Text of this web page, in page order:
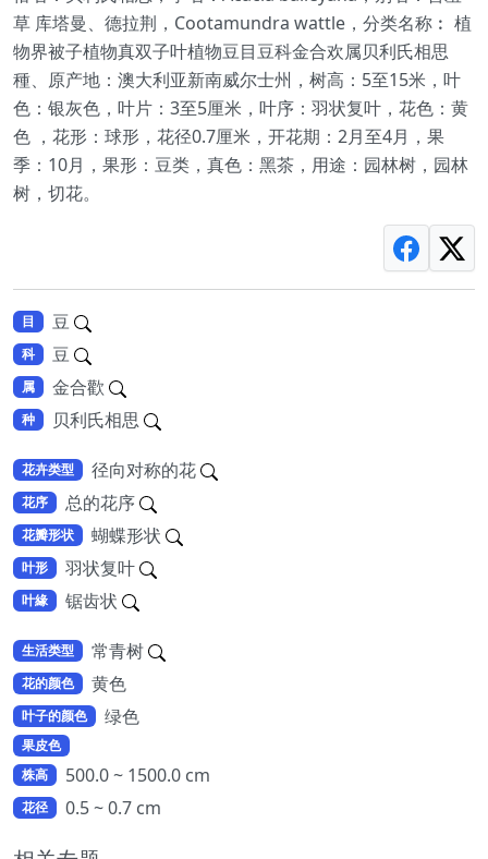
草 库塔曼、德拉荆，Cootamundra wattle，分类名称︰ 植
物界被子植物真双子叶植物豆目豆科金合欢属贝利氏相思
種、原产地：澳大利亚新南威尔士州，树高：5至15米，叶
色：银灰色，叶片：3至5厘米，叶序：羽状复叶，花色：黄
色 ，花形：球形，花径0.7厘米，开花期：2月至4月，果
季：10月，果形：豆类，真色：黑茶，用途：园林树，园林
树，切花。
目 豆
科 豆
属 金合歡
种 贝利氏相思
花卉类型 径向对称的花
花序 总的花序
花瓣形状 蝴蝶形状
叶形 羽状复叶
叶緣 锯齿状
生活类型 常青树
花的颜色 黄色
叶子的颜色 绿色
果皮色
株高
500.0 ~ 1500.0 cm
花径 0.5 ~ 0.7 cm